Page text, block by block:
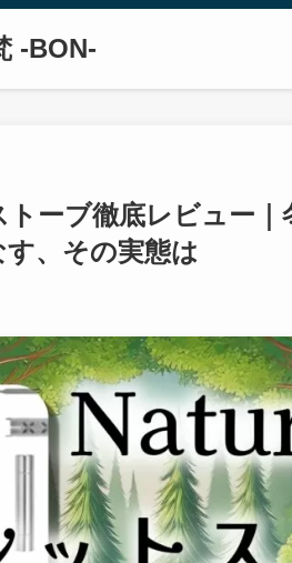
-BON-
ーブ徹底レビュー
、その実態は